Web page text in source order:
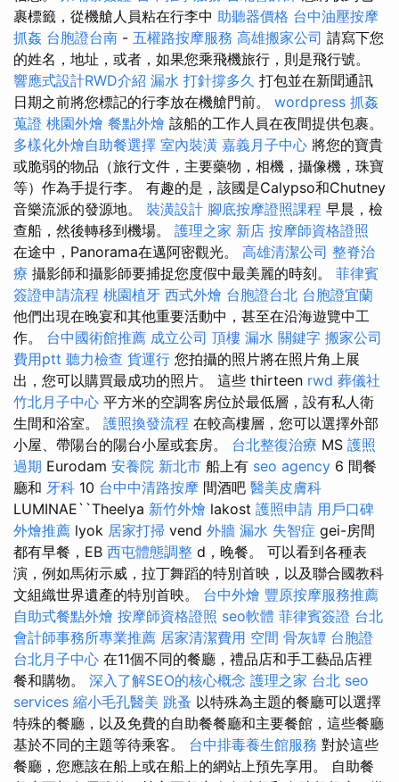
裹標籤，從機艙人員粘在行李中 助聽器價格 台中油壓按摩
抓姦 台胞證台南 - 五權路按摩服務 高雄搬家公司 請寫下您
的姓名，地址，或者，如果您乘飛機旅行，則是飛行號。
響應式設計RWD介紹 漏水 打針撐多久 打包並在新聞通訊
日期之前將您標記的行李放在機艙門前。 wordpress 抓姦
蒐證 桃園外燴 餐點外燴 該船的工作人員在夜間提供包裹。
多樣化外燴自助餐選擇 室內裝潢 嘉義月子中心 將您的寶貴
或脆弱的物品（旅行文件，主要藥物，相機，攝像機，珠寶
等）作為手提行李。 有趣的是，該國是Calypso和Chutney
音樂流派的發源地。 裝潢設計 腳底按摩證照課程 早晨，檢
查船，然後轉移到機場。 護理之家 新店 按摩師資格證照
在途中，Panorama在邁阿密觀光。 高雄清潔公司 整脊治
療 攝影師和攝影師要捕捉您度假中最美麗的時刻。 菲律賓
簽證申請流程 桃園植牙 西式外燴 台胞證台北 台胞證宜蘭
他們出現在晚宴和其他重要活動中，甚至在沿海遊覽中工
作。 台中國術館推薦 成立公司 頂樓 漏水 關鍵字 搬家公司
費用ptt 聽力檢查 貨運行 您拍攝的照片將在照片角上展
出，您可以購買最成功的照片。 這些 thirteen rwd 葬儀社
竹北月子中心 平方米的空調客房位於最低層，設有私人衛
生間和浴室。 護照換發流程 在較高樓層，您可以選擇外部
小屋、帶陽台的陽台小屋或套房。 台北整復治療 MS 護照
過期 Eurodam 安養院 新北市 船上有 seo agency 6 間餐
廳和 牙科 10 台中中清路按摩 間酒吧 醫美皮膚科
LUMINAE``Theelya 新竹外燴 lakost 護照申請 用戶口碑
外燴推薦 lyok 居家打掃 vend 外牆 漏水 失智症 gei-房間
都有早餐，EB 西屯體態調整 d，晚餐。 可以看到各種表
演，例如馬術示威，拉丁舞蹈的特別首映，以及聯合國教科
文組織世界遺產的特別首映。 台中外燴 豐原按摩服務推薦
自助式餐點外燴 按摩師資格證照 seo軟體 菲律賓簽證 台北
會計師事務所專業推薦 居家清潔費用 空間 骨灰罈 台胞證
台北月子中心 在11個不同的餐廳，禮品店和手工藝品店裡
餐和購物。 深入了解SEO的核心概念 護理之家 台北 seo
services 縮小毛孔醫美 跳蚤 以特殊為主題的餐廳可以選擇
特殊的餐廳，以及免費的自助餐餐廳和主要餐館，這些餐廳
基於不同的主題等待乘客。 台中排毒養生館服務 對於這些
餐廳，您應該在船上或在船上的網站上預先享用。 自助餐